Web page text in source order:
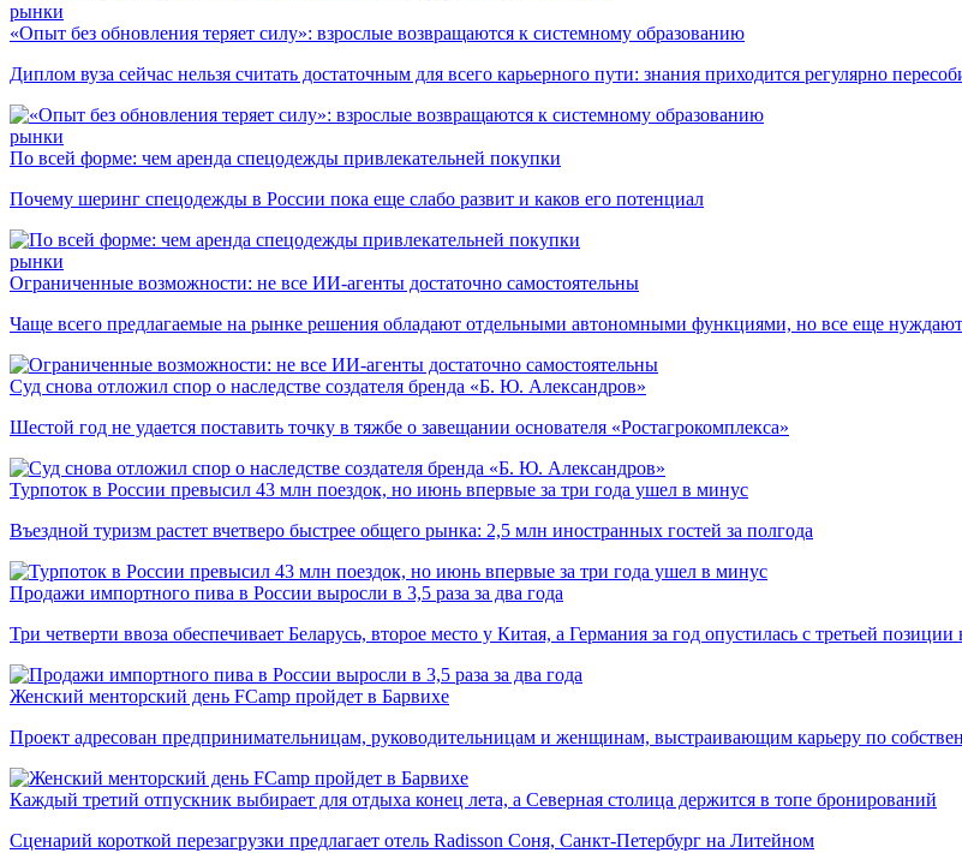
рынки
«Опыт без обновления теряет силу»: взрослые возвращаются к системному образованию
Диплом вуза сейчас нельзя считать достаточным для всего карьерного пути: знания приходится регулярно
рынки
По всей форме: чем аренда спецодежды привлекательней покупки
Почему шеринг спецодежды в России пока еще слабо развит и каков его потенциал
рынки
Ограниченные возможности: не все ИИ-агенты достаточно самостоятельны
Чаще всего предлагаемые на рынке решения обладают отдельными автономными функциями, но все еще
Суд снова отложил спор о наследстве создателя бренда «Б. Ю. Александров»
Шестой год не удается поставить точку в тяжбе о завещании основателя «Ростагрокомплекса»
Турпоток в России превысил 43 млн поездок, но июнь впервые за три года ушел в минус
Въездной туризм растет вчетверо быстрее общего рынка: 2,5 млн иностранных гостей за полгода
Продажи импортного пива в России выросли в 3,5 раза за два года
Три четверти ввоза обеспечивает Беларусь, второе место у Китая, а Германия за год опустилась с третьей
Женский менторский день FCamp пройдет в Барвихе
Проект адресован предпринимательницам, руководительницам и женщинам, выстраивающим карьеру по
Каждый третий отпускник выбирает для отдыха конец лета, а Северная столица держится в топе бронирований
Сценарий короткой перезагрузки предлагает отель Radisson Соня, Санкт-Петербург на Литейном